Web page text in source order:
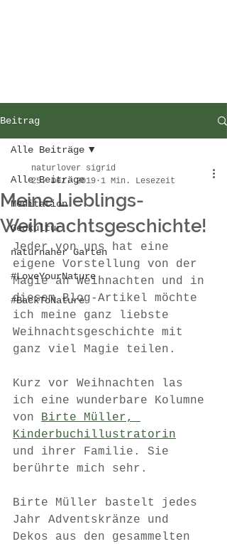
Beitrag
Alle Beiträge
Meditation
Geokultur
naturnaher Garten
#LoveYourNature
#BackToNature
Alle Beiträge
Meine Lieblings-
Weihnachtsgeschichte!
naturlover sigrid
25. Dez. 2019 1 Min. Lesezeit
Jeder von uns hat eine
eigene Vorstellung von der
Magie an Weihnachten und in
diesem Blog-Artikel möchte
ich meine ganz liebste
Weihnachtsgeschichte mit
ganz viel Magie teilen.
Kurz vor Weihnachten las
ich eine wunderbare Kolumne
von Birte Müller,
Kinderbuchillustratorin
und ihrer Familie. Sie
berührte mich sehr.
Birte Müller bastelt jedes
Jahr Adventskränze und
Dekos aus den gesammelten